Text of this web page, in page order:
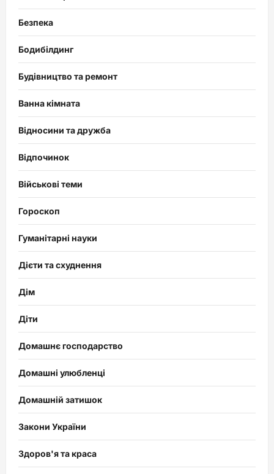
Безпека
Бодибілдинг
Будівництво та ремонт
Ванна кімната
Відносини та дружба
Відпочинок
Військові теми
Гороскоп
Гуманітарні науки
Дієти та схуднення
Дім
Діти
Домашнє господарство
Домашні улюбленці
Домашній затишок
Закони України
Здоров'я та краса